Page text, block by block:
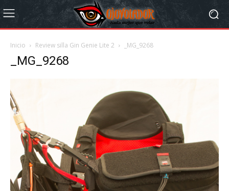
Inicio Review silla Gin Genie Lite 2 _MG_9268
_MG_9268